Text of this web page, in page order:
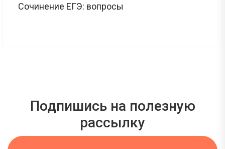
Сочинение ЕГЭ: вопросы
Подпишись на полезную
рассылку